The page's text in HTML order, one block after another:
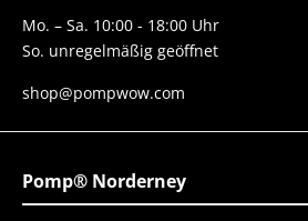
Mo. – Sa. 10:00 - 18:00 Uhr
So. unregelmäßig geöffnet
shop@pompwow.com
Pomp® Norderney